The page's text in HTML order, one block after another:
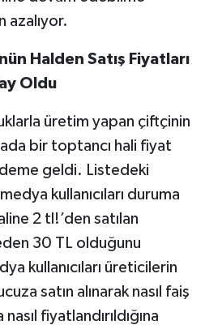
azalıyor.
Halden Satış Fiyatları
Oldu
üretim yapan çiftçinin
bir toptancı hali fiyat
geldi. Listedeki
kullanıcıları duruma
2 tl!’den satılan
30 TL olduğunu
kullanıcıları üreticilerin
satın alınarak nasıl faiş
fiyatlandırıldığına